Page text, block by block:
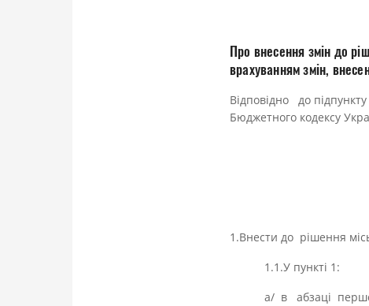
Про внесення змін до
врахуванням змін,
Відповідно до
Бюджетного кодексу
1.Внести до рішення
1.1.У пункті 1:
а/ в абзаці